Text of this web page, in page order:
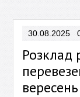
30.08.2025
Розклад
вересень